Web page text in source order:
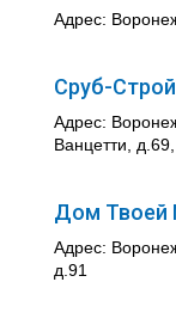
Адрес:
Сруб-Строй
Адрес:
Ванцетти,
Дом Твоей
Адрес:
д.91